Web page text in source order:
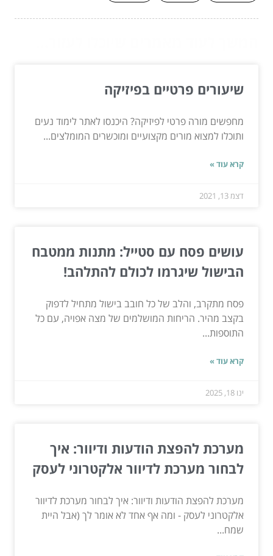
שיעורים פרטיים בפיזיקה
מחפשים מורה פרטי לפיזיקה? היכנסו לאתר לימוד נעים
ותוכלו למצוא מורים מקצועיים ומוכשרים המומלצים...
קרא עוד »
דצמ 13, 2021
עושים פסח עם סטייל: מתנות ממטבח
הבישול שיגרמו לכולם להתלהב!
פסח מתקרב, והלב של כל חובב בישול מתחיל לדפוק
בקצב מהיר. הריחות המושלמים של מצה אפויה, עם כל
התוספות...
קרא עוד »
ינו 18, 2025
מערכת להפצת הודעות ודיוור: איך
לבחור מערכת לדיוור אלקטרוני לעסק
מערכת להפצת הודעות ודיוור: איך לבחור מערכת לדיוור
אלקטרוני לעסק - ומה אף אחד לא אומר לך (אבל היית
שמח...